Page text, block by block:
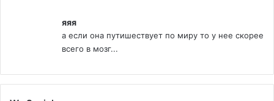
яяя
а если она путишествует по миру то у нее скорее
всего в мозг...